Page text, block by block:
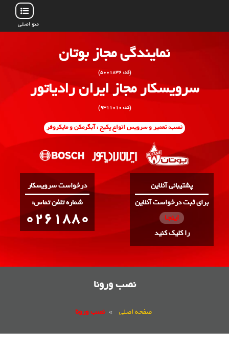
منو اصلی
نمایندگی مجاز بوتان
(کد: ۵۰۰۱۸۳۶)
سرویسکار مجاز ایران رادیاتور
(کد: ۹۳۱۱۰۱۰)
نصب، تعمیر و سرویس انواع پکیج ، آبگرمکن و مایکروفر
پشتیبانی آنلاین
برای ثبت درخواست آنلاین
اینجـا
را کلیک کنید
درخواست سرویسکار
:شماره تلفن تماس
0261880
نصب ورونا
صفحه اصلی » نصب ورونا